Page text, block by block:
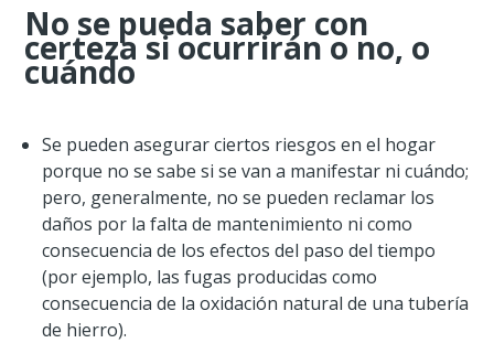
No se pueda saber con
certeza si ocurrirán o no, o
cuándo
Se pueden asegurar ciertos riesgos en el hogar
porque no se sabe si se van a manifestar ni cuándo;
pero, generalmente, no se pueden reclamar los
daños por la falta de mantenimiento ni como
consecuencia de los efectos del paso del tiempo
(por ejemplo, las fugas producidas como
consecuencia de la oxidación natural de una tubería
de hierro).